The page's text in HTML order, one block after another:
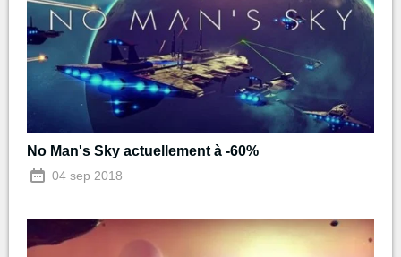
No Man's Sky actuellement à -60%
04 sep 2018